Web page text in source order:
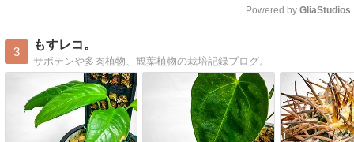
Powered by GliaStudios
3
もすレコ。
サボテンや多肉植物、観葉植物の栽培記録ブログ。